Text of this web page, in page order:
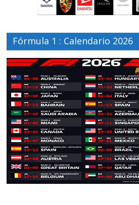
Fórmula 1 : Calendario 2026